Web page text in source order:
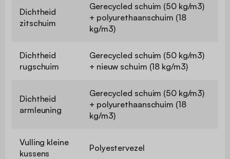
Dichtheid
zitschuim
Gerecycled schuim (50 kg/m3)
+ polyurethaanschuim (18
kg/m3)
Dichtheid
rugschuim
Gerecycled schuim (50 kg/m3)
+ nieuw schuim (18 kg/m3)
Dichtheid
armleuning
Gerecycled schuim (50 kg/m3)
+ polyurethaanschuim (18
kg/m3)
Vulling kleine
kussens
Polyestervezel